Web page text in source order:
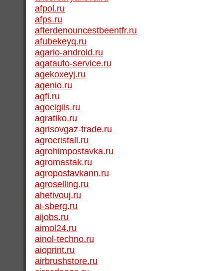
afpol.ru
afps.ru
afterdenouncestbeentfr.ru
afubekeyq.ru
agario-android.ru
agatauto-service.ru
agekoxeyj.ru
agenio.ru
agfi.ru
agocigiis.ru
agratiko.ru
agrisovgaz-trade.ru
agrocristall.ru
agrohimpostavka.ru
agromastak.ru
agropostavkann.ru
agroselling.ru
ahetivouj.ru
ai-sberg.ru
aijobs.ru
aimol24.ru
ainol-techno.ru
aioprint.ru
airbrushstore.ru